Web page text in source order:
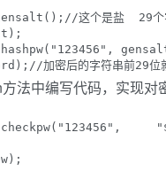
这个是盐  29个字
加密后的字符串前29位
方法中编写代码，实现